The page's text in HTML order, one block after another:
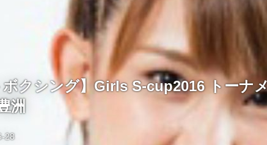
ボクシング】Girls S-cup2016 トーナ
洲
28